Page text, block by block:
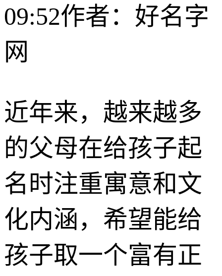
09:52作者：好名字
网
近年来，越来越多
的父母在给孩子起
名时注重寓意和文
化内涵，希望能给
孩子取一个富有正